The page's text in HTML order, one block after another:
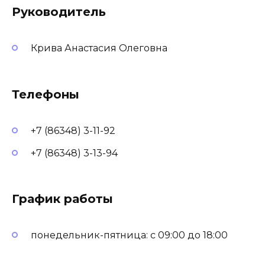
Руководитель
Крива Анастасия Олеговна
Телефоны
+7 (86348) 3-11-92
+7 (86348) 3-13-94
График работы
понедельник-пятница: с 09:00 до 18:00